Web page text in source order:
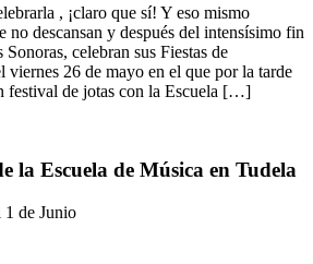
, ¡claro que sí! Y eso mismo
no descansan y después del intensísimo fin
Sonoras, celebran sus Fiestas de
viernes 26 de mayo en el que por la tarde
festival de jotas con la Escuela […]
la Escuela de Música en Tudela
1 de Junio